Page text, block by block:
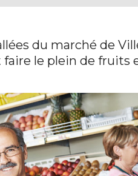
du marché de
le plein de fruits